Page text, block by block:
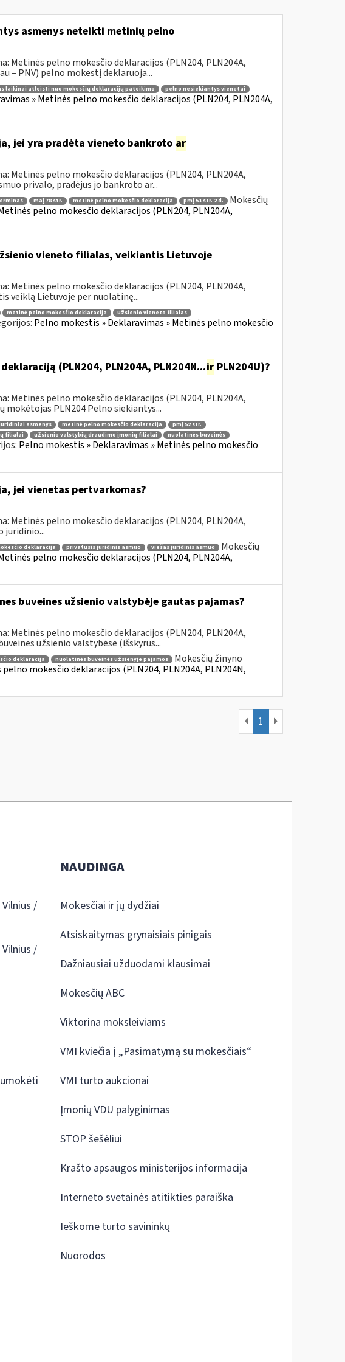
asmenys neteikti metinių pelno
Metinės pelno mokesčio deklaracijos (PLN204, PLN204A,
– PNV) pelno mokestį deklaruoja...
laikinai atleisti nuo mokesčių deklaracijų pateikimo pelno nesiekiantys vienetai
» Metinės pelno mokesčio deklaracijos (PLN204, PLN204A,
jei yra pradėta vieneto bankroto ar
Metinės pelno mokesčio deklaracijos (PLN204, PLN204A,
privalo, pradėjus jo bankroto ar...
maį 78 str. metinė pelno mokesčio deklaracija pmį 51 str. 2 d.
Mokesčių
pelno mokesčio deklaracijos (PLN204, PLN204A,
vieneto filialas, veikiantis Lietuvoje
Metinės pelno mokesčio deklaracijos (PLN204, PLN204A,
veiklą Lietuvoje per nuolatinę...
metinė pelno mokesčio deklaracija
užsienio vieneto filialas
Pelno mokestis » Deklaravimas » Metinės pelno mokesčio
(PLN204, PLN204A, PLN204N...irPLN204U)?
Metinės pelno mokesčio deklaracijos (PLN204, PLN204A,
mokėtojas PLN204 Pelno siekiantys...
asmenys metinė pelno mokesčio deklaracija
pmį 52 str.
filialai užsienio valstybių draudimo įmonių filialai
nuolatinės buveinės
Pelno mokestis » Deklaravimas » Metinės pelno mokesčio
jei vienetas pertvarkomas?
Metinės pelno mokesčio deklaracijos (PLN204, PLN204A,
juridinio...
deklaracija privatusis juridinis asmuo viešas juridinis asmuo
Mokesčių
pelno mokesčio deklaracijos (PLN204, PLN204A,
buveines užsienio valstybėje gautas pajamas?
Metinės pelno mokesčio deklaracijos (PLN204, PLN204A,
užsienio valstybėse (išskyrus...
deklaracija nuolatinės buveinės užsienyje pajamos
Mokesčių žinyno
mokesčio deklaracijos (PLN204, PLN204A, PLN204N,
1
/
/
NAUDINGA
Mokesčiai ir jų dydžiai
Atsiskaitymas grynaisiais pinigais
Dažniausiai užduodami klausimai
Mokesčių ABC
Viktorina moksleiviams
VMI kviečia į „Pasimatymą su mokesčiais“
VMI turto aukcionai
Įmonių VDU palyginimas
STOP šešėliui
Krašto apsaugos ministerijos informacija
Interneto svetainės atitikties paraiška
Ieškome turto savininkų
Nuorodos